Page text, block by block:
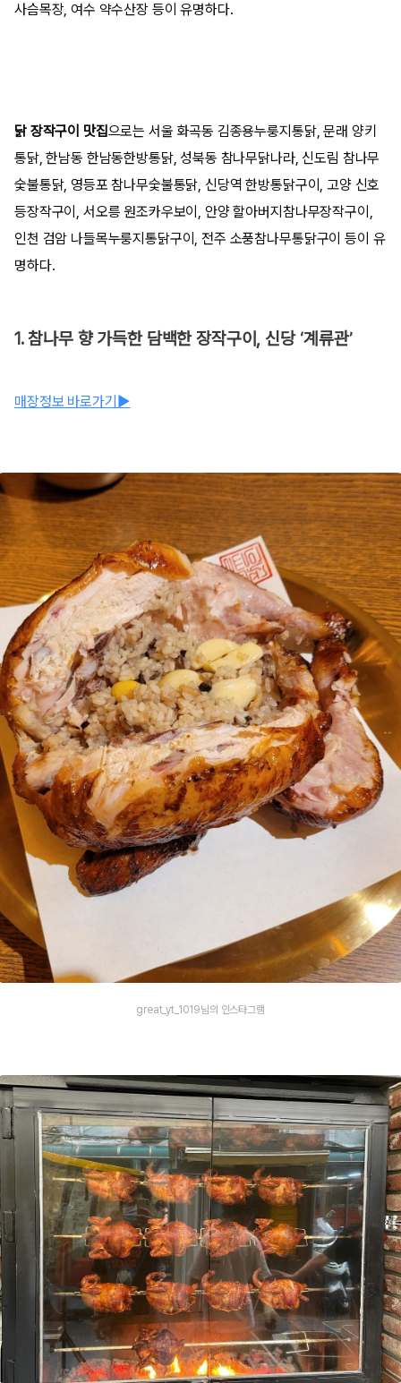
사슴목장, 여수 약수산장 등이 유명하다.
닭 장작구이 맛집으로는 서울 화곡동 김종용누룽지통닭, 문래 양키
통닭, 한남동 한남동한방통닭, 성북동 참나무닭나라, 신도림 참나무
숯불통닭, 영등포 참나무숯불통닭, 신당역 한방통닭구이, 고양 신호
등장작구이, 서오릉 원조카우보이, 안양 할아버지참나무장작구이,
인천 검암 나들목누룽지통닭구이, 전주 소풍참나무통닭구이 등이 유
명하다.
1. 참나무 향 가득한 담백한 장작구이, 신당 ‘계류관’
매장정보 바로가기▶
great_yt_1019님의 인스타그램